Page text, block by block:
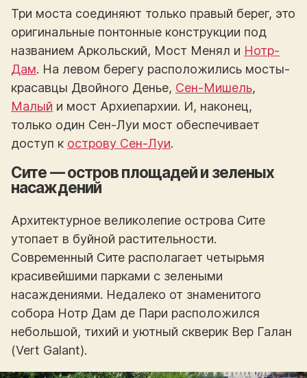
Три моста соединяют только правый берег, это
оригинальные понтонные конструкции под
названием Аркольский, Мост Менял и Нотр-
Дам. На левом берегу расположились мосты-
красавцы Двойного Денье, Сен-Мишель,
Малый и мост Архиепархии. И, наконец,
только один Сен-Луи мост обеспечивает
доступ к острову Сен-Луи.
Сите — остров площадей и зеленых
насаждений
Архитектурное великолепие острова Сите
утопает в буйной растительности.
Современный Сите располагает четырьмя
красивейшими парками с зелеными
насаждениями. Недалеко от знаменитого
собора Нотр Дам де Пари расположился
небольшой, тихий и уютный скверик Вер Галан
(Vert Galant).